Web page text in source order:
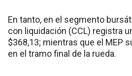
En tanto, en el segmento
con liquidación (CCL) registra
$368,13; mientras que el MEP
en el tramo final de la rueda.